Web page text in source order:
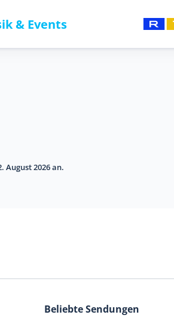
& Events
August 2026 an.
Beliebte Sendungen